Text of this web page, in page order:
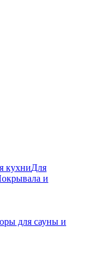
кухниДля
и
для сауны и